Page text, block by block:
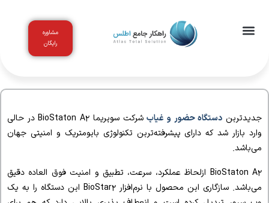
مشاوره
رایگان
جدیدترین دستگاه حضور و غیابشرکت سوپریما
در حالى
وارد بازار شد که داراى پیشرفته‌ترین تکنولوژى بایومتریک و امنیتى جهان
مى‌باشد.
BioStaton A2 ازلحاظ عملکرد، سرعت، تطبیق و امنیت فوق العاده دقیق
مى‌باشد. سازگارى این محصول با نرم‌افزار این دستگاه را به یک